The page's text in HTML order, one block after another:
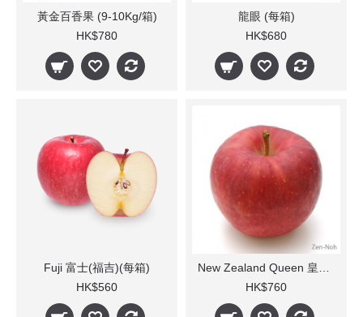
黃金百香果 (9-10Kg/箱)
HK$780
龍眼 (每箱)
HK$680
Fuji 富士(福吉)(每箱)
HK$560
HK$760